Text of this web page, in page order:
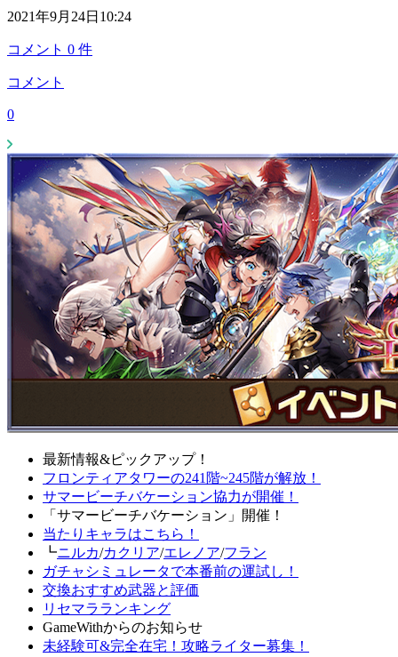
2021年9月24日10:24
コメント 0 件
コメント
0
最新情報&ピックアップ！
フロンティアタワーの241階~245階が解放！
サマービーチバケーション協力が開催！
「サマービーチバケーション」開催！
当たりキャラはこちら！
┗ニルカ/カクリア/エレノア/フラン
ガチャシミュレータで本番前の運試し！
交換おすすめ武器と評価
リセマラランキング
GameWithからのお知らせ
未経験可&完全在宅！攻略ライター募集！